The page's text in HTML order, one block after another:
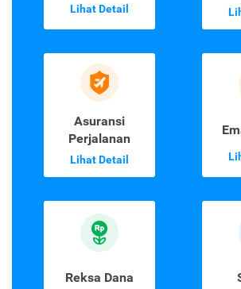
Lihat Detail
Asuransi
Perjalanan
Lihat Detail
Reksa Dana